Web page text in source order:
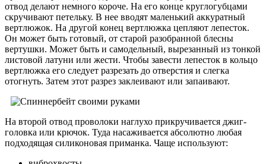
отвод делают немного короче. На его конце круглогубцами
скручивают петельку. В нее вводят маленький аккуратный
вертлюжок. На другой конец вертлюжка цепляют лепесток.
Он может быть готовый, от старой разобранной блесны
вертушки. Может быть и самодельный, вырезанный из тонкой
листовой латуни или жести. Чтобы завести лепесток в кольцо
вертлюжка его следует разрезать до отверстия и слегка
отогнуть. Затем этот разрез заклеивают или запаивают.
На второй отвод проволоки наглухо прикручивается джиг-
головка или крючок. Туда насаживается абсолютно любая
подходящая силиконовая приманка. Чаще используют: